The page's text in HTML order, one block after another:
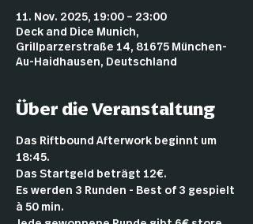
11. Nov. 2025, 19:00 – 23:00
Deck and Dice Munich,
Grillparzerstraße 14, 81675 München-
Au-Haidhausen, Deutschland
Über die Veranstaltung
Das Riftbound Afterwork beginnt um
18:45.
Das Startgeld beträgt 12€.
Es werden 3 Runden - Best of 3 gespielt
à 50 min.